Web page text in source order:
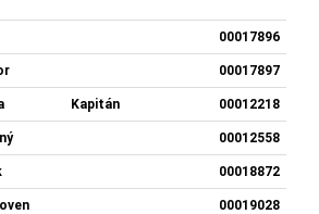
00017896
00017897
Kapitán 00012218
00012558
00018872
00019028